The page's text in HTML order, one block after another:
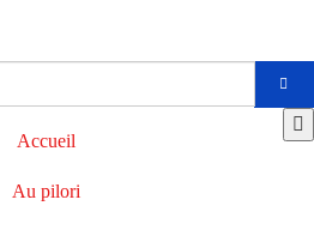
Accueil
Au pilori